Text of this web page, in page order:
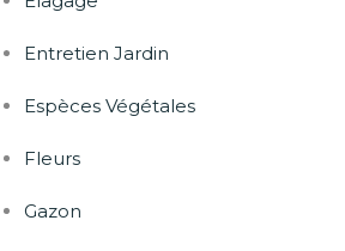
Entretien Jardin
Espèces Végétales
Fleurs
Gazon